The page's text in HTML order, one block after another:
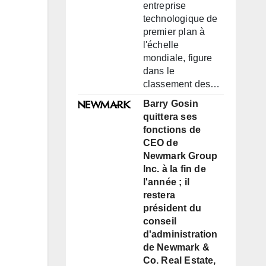
entreprise
technologique de
premier plan à
l'échelle
mondiale, figure
dans le
classement des…
Barry Gosin
quittera ses
fonctions de
CEO de
Newmark Group
Inc. à la fin de
l'année ; il
restera
président du
conseil
d'administration
de Newmark &
Co. Real Estate,